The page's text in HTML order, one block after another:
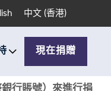
中文 (香港)
現在捐贈
行賬號）來進行捐